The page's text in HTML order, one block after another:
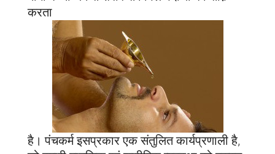
करता
है। पंचकर्म इसप्रकार एक संतुलित कार्यप्रणाली है,